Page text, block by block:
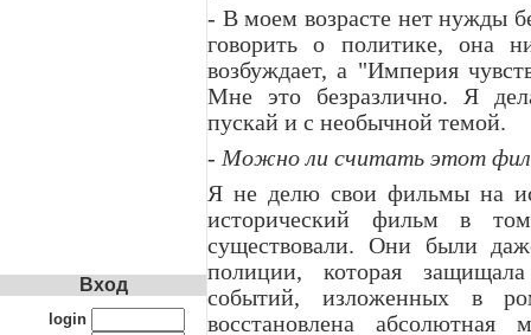
- В моем возрасте нет нужды
говорить о политике, она
возбуждает, а "Империя
Мне это безразлично. Я
пускай и с необычной темой.
- Можно ли считать этот
Я не делю свои фильмы на
исторический фильм в
существовали. Они были
полиции, которая
событий, изложенных в
восстановлена
Вход
login